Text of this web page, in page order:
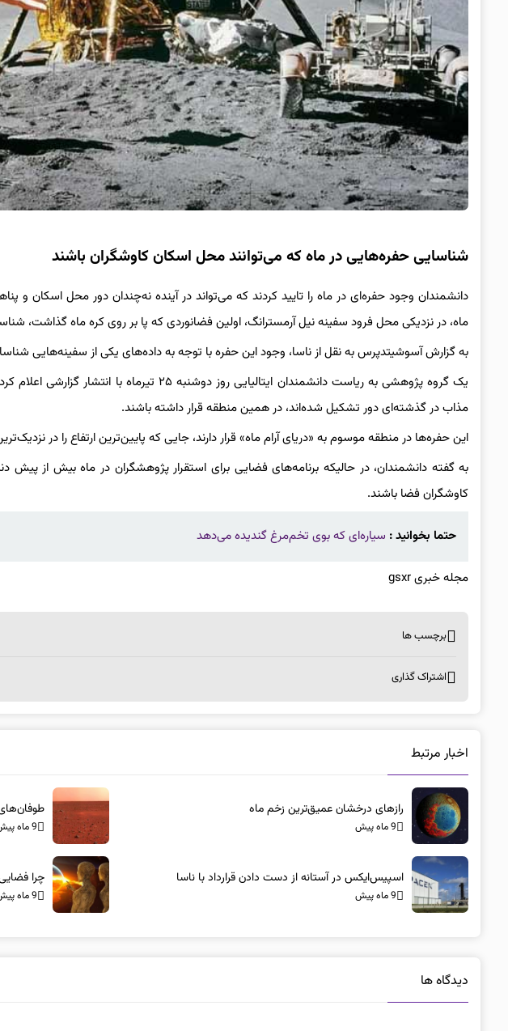
شناسایی حفره‌هایی در ماه که می‌توانند محل اسکان کاوشگران باشند
دانشمندان وجود حفره‌ای در ماه را تایید کردند که می‌تواند در آینده نه‌چندان دور محل اسکان و
ماه، در نزدیکی محل فرود سفینه نیل آرمسترانگ، اولین فضانوردی که پا بر روی کره ماه گذاشت،
به گزارش آسوشیتدپرس به نقل از ناسا، وجود این حفره با توجه به داده‌های یکی از سفینه‌هایی
یک گروه پژوهشی به ریاست دانشمندان ایتالیایی روز
مذاب در گذشته‌ای دور تشکیل شده‌اند، در همین منطقه قرار داشته باشند.
این حفره‌ها در منطقه موسوم به «دریای آرام ماه» قرار دارند، جایی که پایین‌ترین ارتفاع را در
به گفته دانشمندان، در حالیکه برنامه‌های فضایی برای استقرار پژوهشگران در ماه بیش از پیش
کاوشگران فضا باشند.
حتما بخوانید : سیاره‌ای که بوی تخم‌مرغ گندیده می‌دهد
مجله خبری gsxr
برچسب ها
اشتراک گذاری
اخبار مرتبط
رازهای درخشان عمیق‌ترین زخم ماه
9 ماه پیش
طوفان‌های
9 ماه پیش
اسپیس‌ایکس در آستانه از دست دادن قرارداد با ناسا
9 ماه پیش
چرا
9 ماه پیش
دیدگاه ها